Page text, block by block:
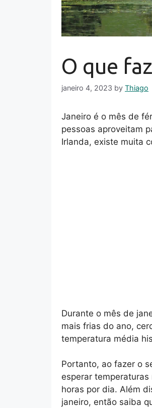
O que
janeiro 4, 2023 by Thiago
Janeiro é o mês de
pessoas aproveitam
Irlanda, existe muita
Durante o mês de
mais frias do ano,
temperatura média
Portanto, ao fazer o
esperar
horas por dia. Além
janeiro, então saiba